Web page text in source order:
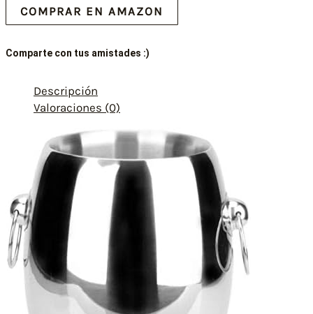
COMPRAR EN AMAZON
Comparte con tus amistades :)
Descripción
Valoraciones (0)